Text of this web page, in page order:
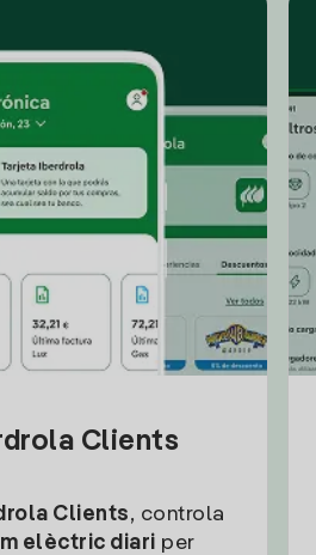
Clients
Clients, controla
elèctric diari per